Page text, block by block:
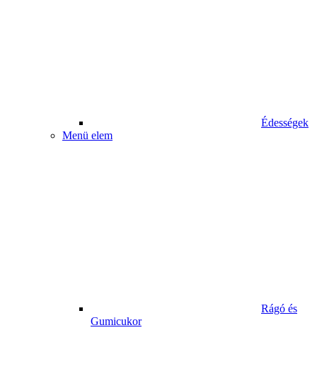
Édességek
Menü elem
Rágó és
Gumicukor